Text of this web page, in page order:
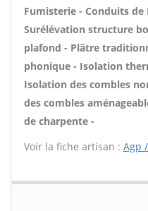
Fumisterie - Conduits
Surélévation structure
plafond - Plâtre
phonique - Isolation
Isolation des combles
des combles
de charpente -
Voir la fiche artisan : Agp